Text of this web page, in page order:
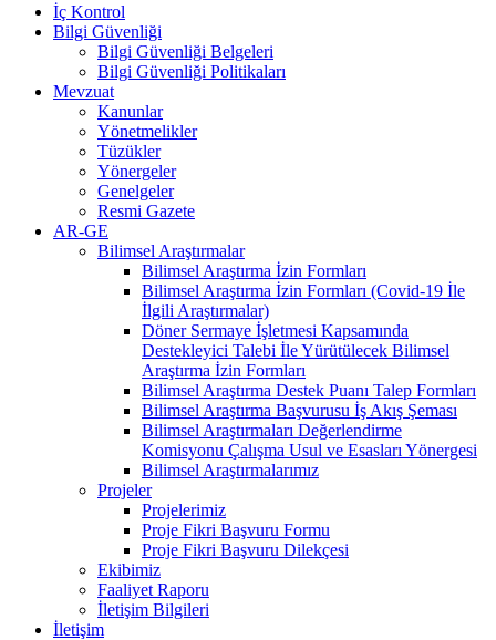
İç Kontrol
Bilgi Güvenliği
Bilgi Güvenliği Belgeleri
Bilgi Güvenliği Politikaları
Mevzuat
Kanunlar
Yönetmelikler
Tüzükler
Yönergeler
Genelgeler
Resmi Gazete
AR-GE
Bilimsel Araştırmalar
Bilimsel Araştırma İzin Formları
Bilimsel Araştırma İzin Formları (Covid-19 İle
İlgili Araştırmalar)
Döner Sermaye İşletmesi Kapsamında
Destekleyici Talebi İle Yürütülecek Bilimsel
Araştırma İzin Formları
Bilimsel Araştırma Destek Puanı Talep Formları
Bilimsel Araştırma Başvurusu İş Akış Şeması
Bilimsel Araştırmaları Değerlendirme
Komisyonu Çalışma Usul ve Esasları Yönergesi
Bilimsel Araştırmalarımız
Projeler
Projelerimiz
Proje Fikri Başvuru Formu
Proje Fikri Başvuru Dilekçesi
Ekibimiz
Faaliyet Raporu
İletişim Bilgileri
İletişim